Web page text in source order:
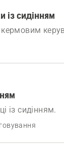
із сидінням
із сидінням.